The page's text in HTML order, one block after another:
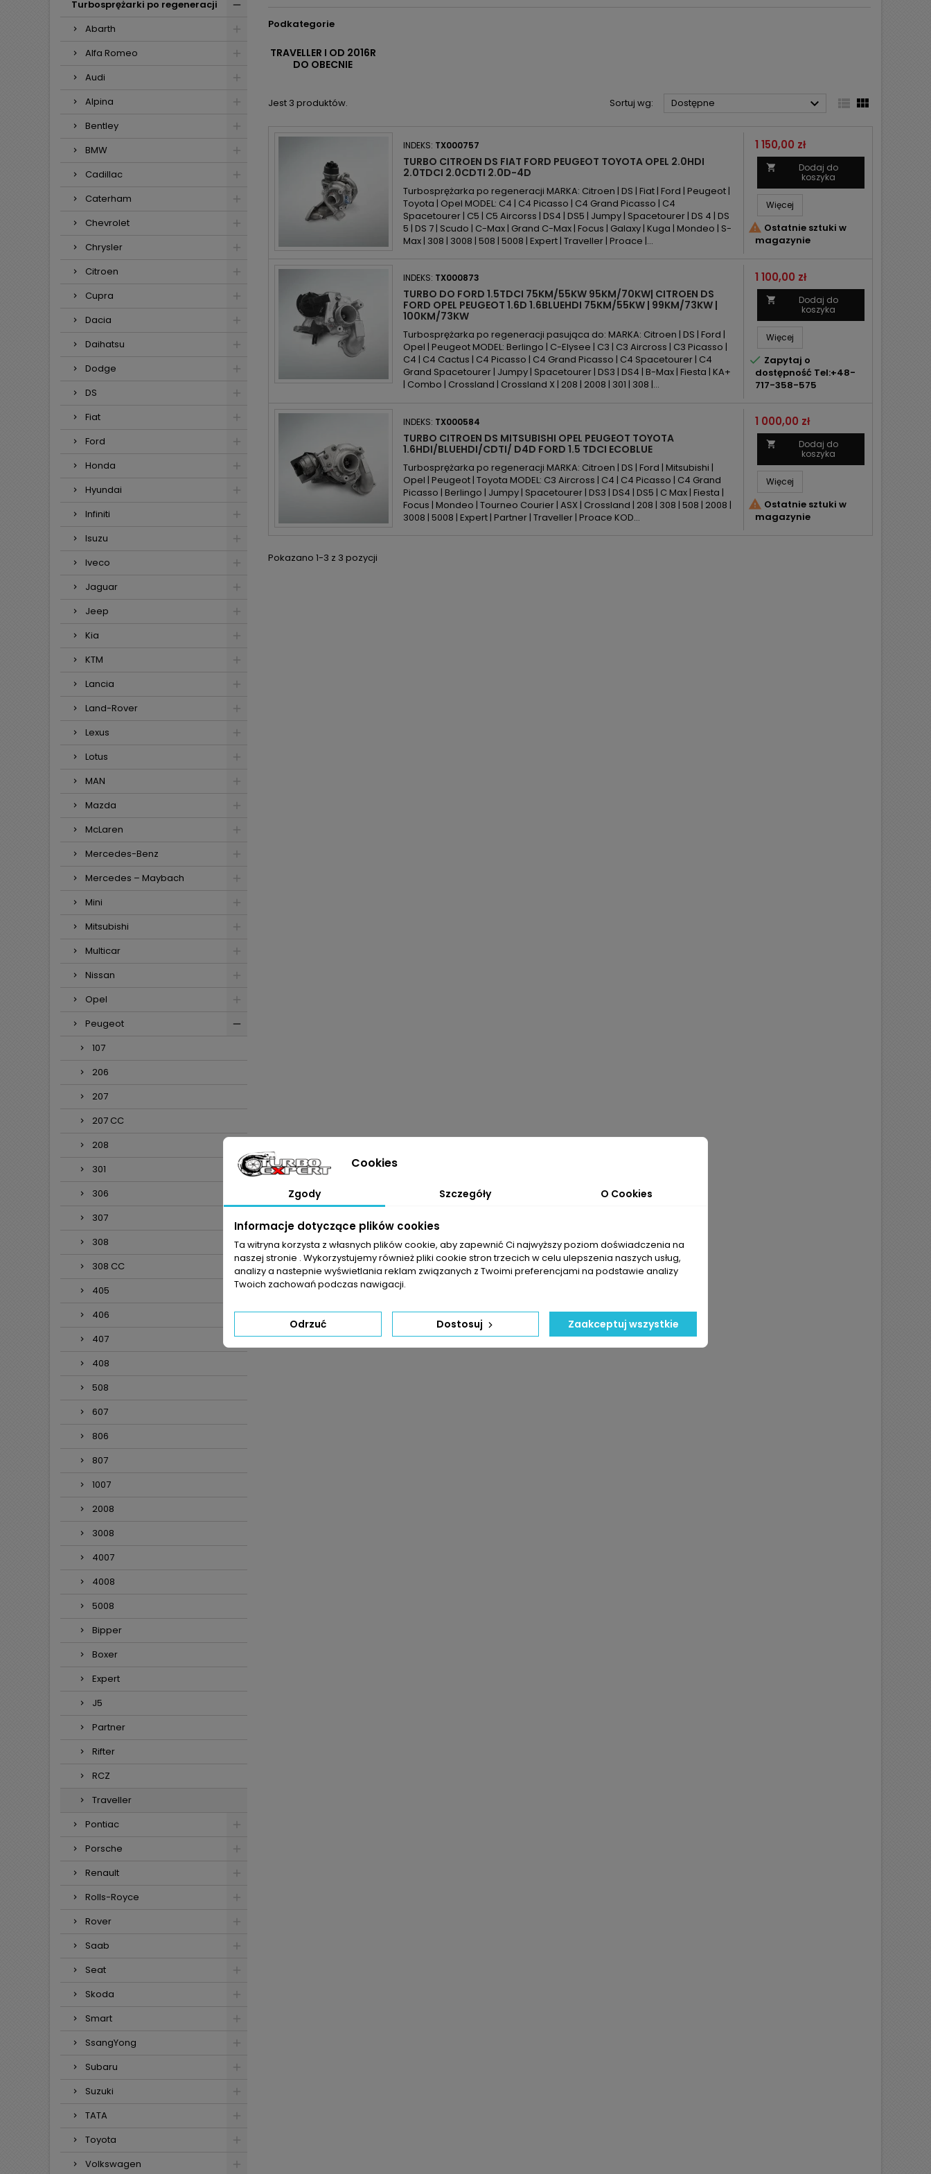
Turbosprężarki po regeneracji
Abarth
Alfa Romeo
Audi
Alpina
Bentley
BMW
Cadillac
Caterham
Chevrolet
Chrysler
Citroen
Cupra
Dacia
Daihatsu
Dodge
DS
Fiat
Ford
Honda
Hyundai
Infiniti
Isuzu
Iveco
Jaguar
Jeep
Kia
KTM
Lancia
Land-Rover
Lexus
Lotus
MAN
Mazda
McLaren
Mercedes-Benz
Mercedes – Maybach
Mini
Mitsubishi
Multicar
Nissan
Opel
Peugeot
107
206
207
207 CC
208
301
306
307
308
308 CC
405
406
407
408
508
607
806
807
1007
2008
3008
4007
4008
5008
Bipper
Boxer
Expert
J5
Partner
Rifter
RCZ
Traveller
Pontiac
Porsche
Renault
Rolls-Royce
Rover
Saab
Seat
Skoda
Smart
SsangYong
Subaru
Suzuki
TATA
Toyota
Volkswagen
Podkategorie
TRAVELLER I OD 2016R
DO OBECNIE
Jest 3 produktów. Sortuj wg: Dostępne   
INDEKS: TX000757
TURBO CITROEN DS FIAT FORD PEUGEOT TOYOTA OPEL 2.0HDI
2.0TDCI 2.0CDTI 2.0D-4D
Turbosprężarka po regeneracji MARKA: Citroen | DS | Fiat | Ford | Peugeot |
Toyota | Opel MODEL: C4 | C4 Picasso | C4 Grand Picasso | C4
Spacetourer | C5 | C5 Aircorss | DS4 | DS5 | Jumpy | Spacetourer | DS 4 | DS
5 | DS 7 | Scudo | C-Max | Grand C-Max | Focus | Galaxy | Kuga | Mondeo | S-
Max | 308 | 3008 | 508 | 5008 | Expert | Traveller | Proace |...
Cena
1 150,00 zł

Dodaj do
koszyka
Więcej
 Ostatnie sztuki w
magazynie
INDEKS: TX000873
TURBO DO FORD 1.5TDCI 75KM/55KW 95KM/70KW| CITROEN DS
FORD OPEL PEUGEOT 1.6D 1.6BLUEHDI 75KM/55KW | 99KM/73KW |
100KM/73KW
Turbosprężarka po regeneracji pasująca do: MARKA: Citroen | DS | Ford |
Opel | Peugeot MODEL: Berlingo | C-Elysee | C3 | C3 Aircross | C3 Picasso |
C4 | C4 Cactus | C4 Picasso | C4 Grand Picasso | C4 Spacetourer | C4
Grand Spacetourer | Jumpy | Spacetourer | DS3 | DS4 | B-Max | Fiesta | KA+
| Combo | Crossland | Crossland X | 208 | 2008 | 301 | 308 |...
Cena
1 100,00 zł

Dodaj do
koszyka
Więcej
 Zapytaj o
dostępność Tel:+48-
717-358-575
INDEKS: TX000584
TURBO CITROEN DS MITSUBISHI OPEL PEUGEOT TOYOTA
1.6HDI/BLUEHDI/CDTI/ D4D FORD 1.5 TDCI ECOBLUE
Turbosprężarka po regeneracji MARKA: Citroen | DS | Ford | Mitsubishi |
Opel | Peugeot | Toyota MODEL: C3 Aircross | C4 | C4 Picasso | C4 Grand
Picasso | Berlingo | Jumpy | Spacetourer | DS3 | DS4 | DS5 | C Max | Fiesta |
Focus | Mondeo | Tourneo Courier | ASX | Crossland | 208 | 308 | 508 | 2008 |
3008 | 5008 | Expert | Partner | Traveller | Proace KOD...
Cena
1 000,00 zł

Dodaj do
koszyka
Więcej
 Ostatnie sztuki w
magazynie
Pokazano 1-3 z 3 pozycji
Cookies
Zgody Szczegóły O Cookies
Informacje dotyczące plików cookies
Ta witryna korzysta z własnych plików cookie, aby zapewnić Ci najwyższy poziom doświadczenia na
naszej stronie . Wykorzystujemy również pliki cookie stron trzecich w celu ulepszenia naszych usług,
analizy a nastepnie wyświetlania reklam związanych z Twoimi preferencjami na podstawie analizy
Twoich zachowań podczas nawigacji.
Odrzuć Dostosuj Zaakceptuj wszystkie